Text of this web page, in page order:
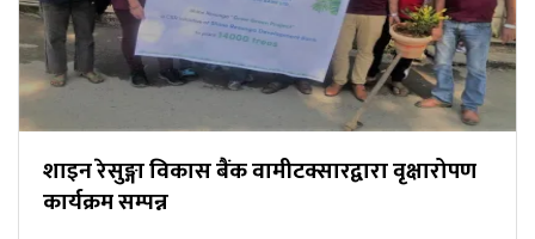
शाइन रेसुङ्गा विकास बैंक वामीटक्सारद्वारा वृक्षारोपण
कार्यक्रम सम्पन्न